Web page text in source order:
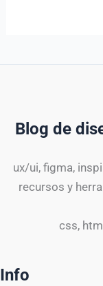
Blog de
ux/ui, figma,
recursos y
css,
Info